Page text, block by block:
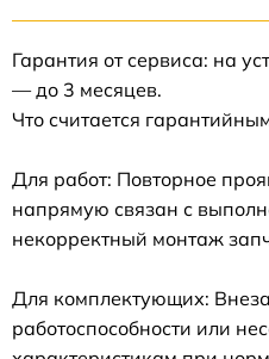
Гарантия от сервиса: на
— до 3 месяцев.
Что считается
Для работ: Повторное
напрямую связан с
некорректный монтаж
Для комплектующих:
работоспособности или